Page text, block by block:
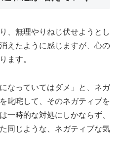
、無理やりねじ伏せようとし
えたように感じますが、心の
ます。
なっていてはダメ」と、ネガ
叱咤して、そのネガティブを
一時的な対処にしかならず、
同じような、ネガティブな気